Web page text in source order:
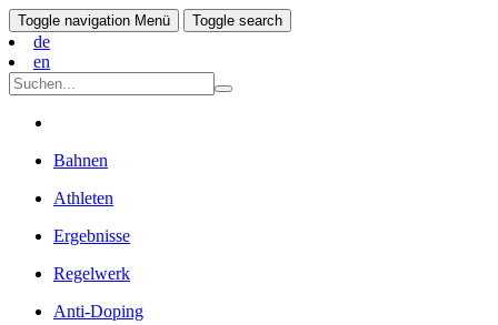
Toggle navigation Menü Toggle search
de
en
Bahnen
Athleten
Ergebnisse
Regelwerk
Anti-Doping